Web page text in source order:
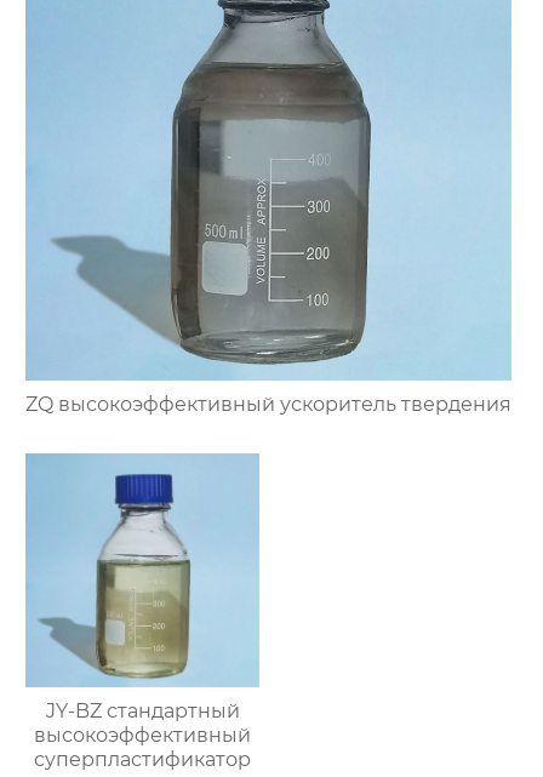
ZQ высокоэффективный ускоритель твердения
JY-BZ стандартный
высокоэффективный
суперпластификатор